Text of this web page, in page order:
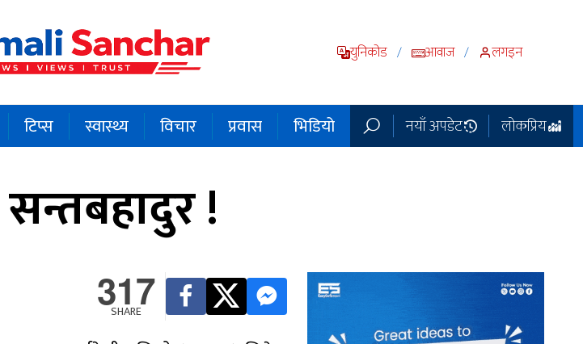
युनिकोड / आवाज / लगइन
टिप्स स्वास्थ्य विचार प्रवास भिडियो नयाँ अपडेट लोकप्रिय
!
317
SHARE